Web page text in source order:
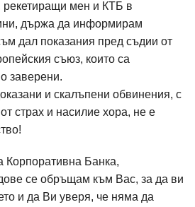
рекетиращи мен и КТБ в
държа да информирам
дал показания пред съдии от
съюз, които са
заверени.
и скалъпени обвинения, с
страх и насилие хора, не е
Корпоративна Банка,
се обръщам към Вас, за да ви
и да Ви уверя, че няма да